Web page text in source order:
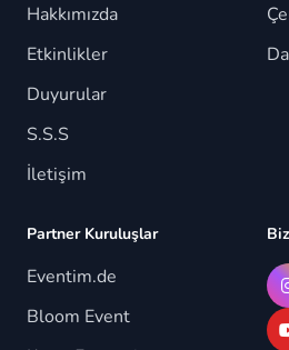
Hakkımızda
Etkinlikler
Duyurular
S.S.S
İletişim
Partner Kuruluşlar
Eventim.de
Bloom Event